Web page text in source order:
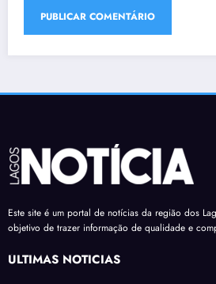
Este site é um portal de notícias da região dos
objetivo de trazer informação de qualidade e
ÚLTIMAS NOTÍCIAS